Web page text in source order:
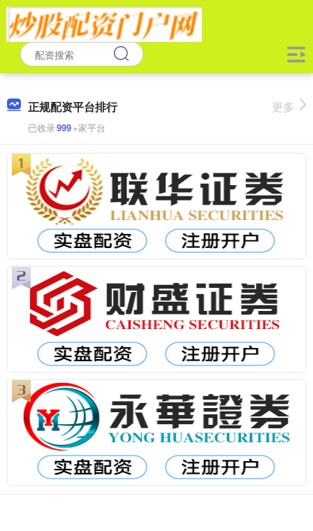
正规配资平台排行
已收录999+家平台
更多